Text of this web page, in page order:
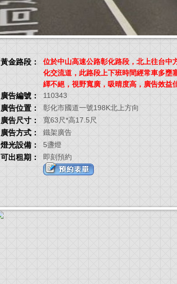
黃金路段：
位於中山高速公路彰化路段，北上往台中
化交流道，此路段上下班時間經常車多壅
繹不絕，視野寬廣，吸晴度高，廣告效益佳
廣告編號： 110343
廣告位置： 彰化市國道一號198K北上方向
廣告尺寸： 寬63尺*高17.5尺
廣告方式： 鐵架廣告
燈光設備： 5盞燈
可出租期： 即刻預約